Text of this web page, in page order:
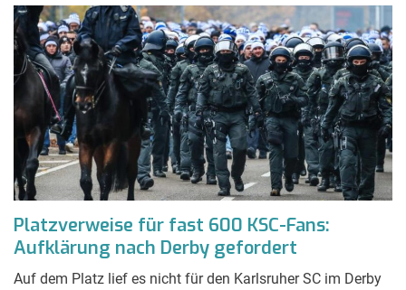
Platzverweise für fast 600 KSC-Fans:
Aufklärung nach Derby gefordert
Auf dem Platz lief es nicht für den Karlsruher SC im Derby